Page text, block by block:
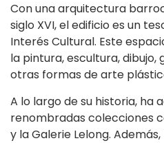
Con una arquitectura
siglo XVI, el edificio es un
Interés Cultural. Este
la pintura, escultura, dibujo,
otras formas de arte
A lo largo de su historia, ha
renombradas colecciones
y la Galerie Lelong.